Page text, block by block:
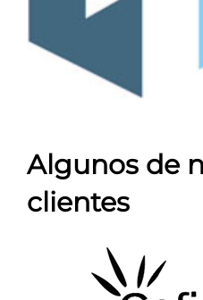
Algunos de
clientes